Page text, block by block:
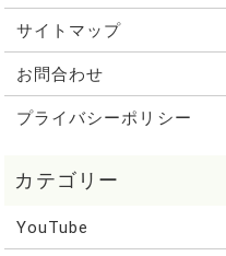
サイトマップ
お問合わせ
プライバシーポリシー
YouTube